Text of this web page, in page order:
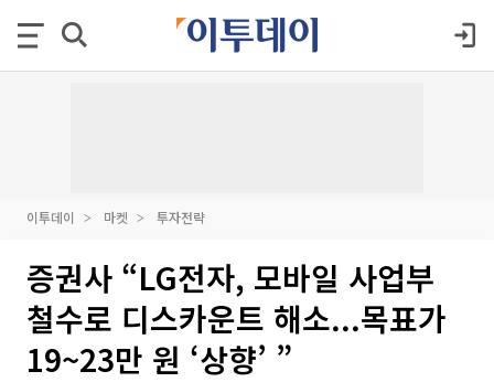
이투데이 마켓 투자전략
증권사 “LG전자, 모바일 사업부
철수로 디스카운트 해소...목표가
19~23만 원 ‘상향’ ”